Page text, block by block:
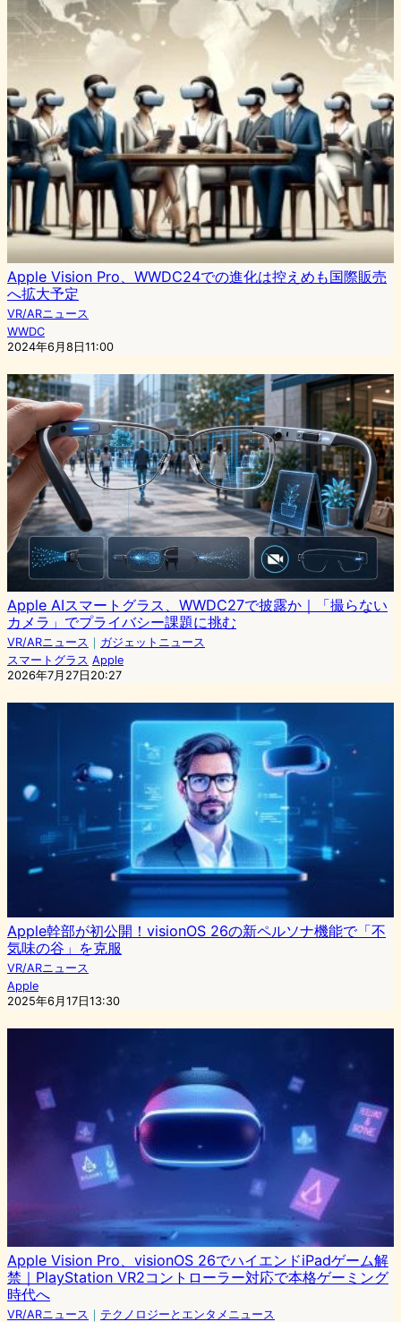
Apple Vision Pro、WWDC24での進化は控えめも国際販売
へ拡大予定
VR/ARニュース
WWDC
2024年6月8日11:00
Apple AIスマートグラス、WWDC27で披露か｜「撮らない
カメラ」でプライバシー課題に挑む
VR/ARニュース ｜ ガジェットニュース
スマートグラス Apple
2026年7月27日20:27
Apple幹部が初公開！visionOS 26の新ペルソナ機能で「不
気味の谷」を克服
VR/ARニュース
Apple
2025年6月17日13:30
Apple Vision Pro、visionOS 26でハイエンドiPadゲーム解
禁｜PlayStation VR2コントローラー対応で本格ゲーミング
時代へ
VR/ARニュース ｜ テクノロジーとエンタメニュース